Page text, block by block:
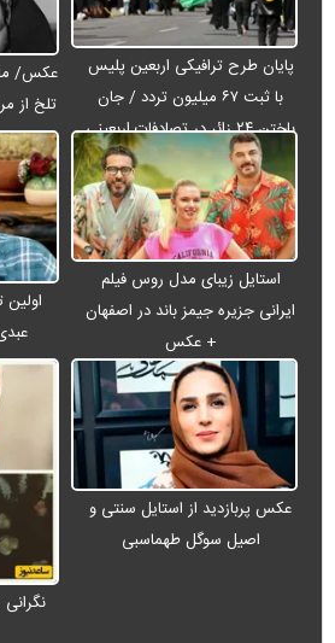
پایان طرح ترافیکی اربعین پلیس
با ثبت ۶۷ میلیون تردد / جان
باختن ۲۴ زائر در تصادفات اربعینی
عکس/
تلخ از
استایل زیبای مدل روس فیلم
ایرانی جزیره جیمز باند در اصفهان
+ عکس
عکس پربازدید از استایل سنتی و
اصیل سوگل طهماسبی